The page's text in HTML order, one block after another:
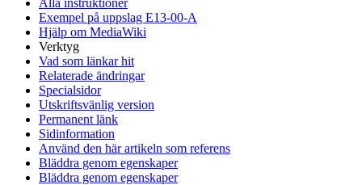
Alla instruktioner
Exempel på uppslag E13-00-A
Hjälp om MediaWiki
Verktyg
Vad som länkar hit
Relaterade ändringar
Specialsidor
Utskriftsvänlig version
Permanent länk
Sidinformation
Använd den här artikeln som referens
Bläddra genom egenskaper
Bläddra genom egenskaper